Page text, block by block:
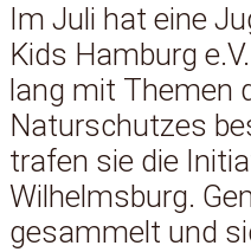
Im Juli hat eine
Kids Hamburg
lang mit Themen
Naturschutzes
trafen sie die
Wilhelmsburg.
gesammelt und